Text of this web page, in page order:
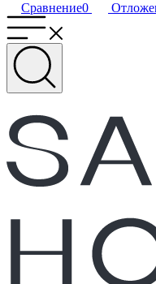
Сравнение0